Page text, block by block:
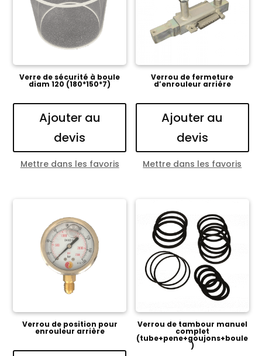
Verre de sécurité à boule
diam 120 (180*150*7)
Ajouter au
devis
Mettre dans les favoris
Verrou de fermeture
d’enrouleur arriére
Ajouter au
devis
Mettre dans les favoris
Verrou de position pour
enrouleur arrière
Verrou de tambour manuel
complet
(tube+pene+goujons+boule
)